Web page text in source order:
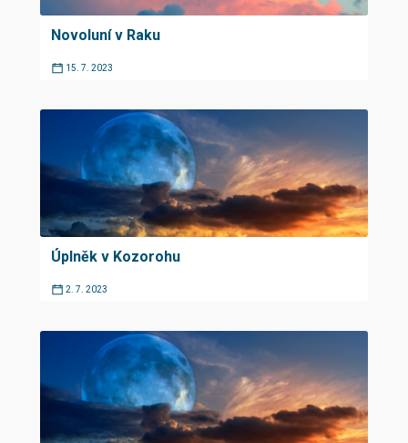
Novoluní v Raku
15. 7. 2023
Úplněk v Kozorohu
2. 7. 2023